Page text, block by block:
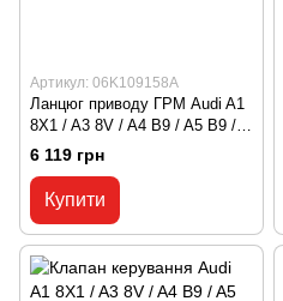
Артикул: 06K109158A
Ланцюг приводу ГРМ Audi A1
8X1 / A3 8V / A4 B9 / A5 B9 /
A6 С8 / A7 C8 / A8 D4 / Q3 F3 /
Q5 B9 06K109158A, 06K 109
158 A
6 119 грн
Купити